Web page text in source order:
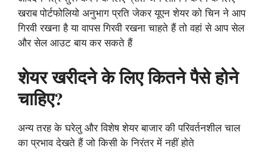
खराब पोर्टफोलियो अनुभाग प्रति जेकर यूएन शेयर को चिन ने आप
गिरवी रखना है या वापस गिरवी रखना चाहते हैं तो वहां से आप सेल
और सेल आउट बाय कर सकते हैं
शेयर खरीदने के लिए कितने पैसे होने
चाहिए?
अन्य तरह के घरेलु और विशेष शेयर बाजार की परिवर्तनशील चाल
का प्रभाव देखते हैं जो किसी के निरंतर में नहीं होते